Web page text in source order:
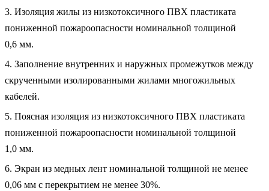
3. Изоляция жилы из низкотоксичного ПВХ пластиката
пониженной пожароопасности номинальной толщиной
0,6 мм.
4. Заполнение внутренних и наружных промежутков между
скрученными изолированными жилами многожильных
кабелей.
5. Поясная изоляция из низкотоксичного ПВХ пластиката
пониженной пожароопасности номинальной толщиной
1,0 мм.
6. Экран из медных лент номинальной толщиной не менее
0,06 мм с перекрытием не менее 30%.